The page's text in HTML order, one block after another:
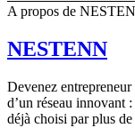
A propos de
NESTENN
Devenez
d’un réseau innovant
déjà choisi par plus